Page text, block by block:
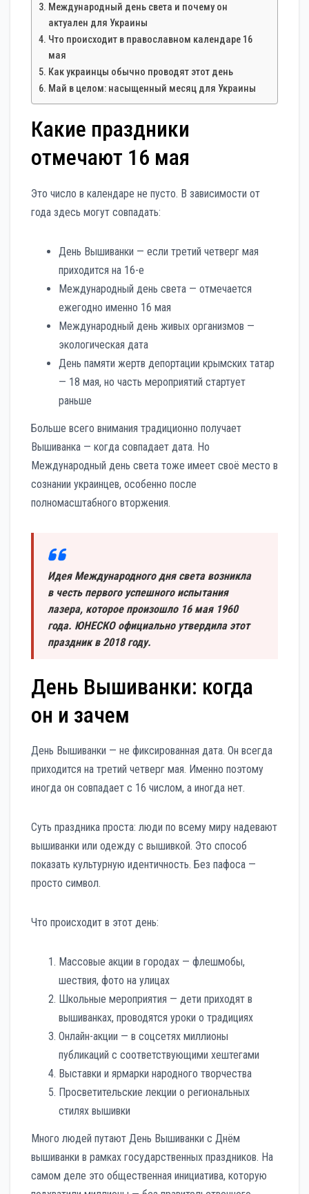
Международный день света и почему он
актуален для Украины
Что происходит в православном календаре 16
мая
Как украинцы обычно проводят этот день
Май в целом: насыщенный месяц для Украины
Какие праздники
отмечают 16 мая
Это число в календаре не пусто. В зависимости от
года здесь могут совпадать:
День Вышиванки — если третий четверг мая
приходится на 16-е
Международный день света — отмечается
ежегодно именно 16 мая
Международный день живых организмов —
экологическая дата
День памяти жертв депортации крымских татар
— 18 мая, но часть мероприятий стартует
раньше
Больше всего внимания традиционно получает
Вышиванка — когда совпадает дата. Но
Международный день света тоже имеет своё место в
сознании украинцев, особенно после
полномасштабного вторжения.
Идея Международного дня света возникла
в честь первого успешного испытания
лазера, которое произошло 16 мая 1960
года. ЮНЕСКО официально утвердила этот
праздник в 2018 году.
День Вышиванки: когда
он и зачем
День Вышиванки — не фиксированная дата. Он всегда
приходится на третий четверг мая. Именно поэтому
иногда он совпадает с 16 числом, а иногда нет.
Суть праздника проста: люди по всему миру надевают
вышиванки или одежду с вышивкой. Это способ
показать культурную идентичность. Без пафоса —
просто символ.
Что происходит в этот день:
Массовые акции в городах — флешмобы,
шествия, фото на улицах
Школьные мероприятия — дети приходят в
вышиванках, проводятся уроки о традициях
Онлайн-акции — в соцсетях миллионы
публикаций с соответствующими хештегами
Выставки и ярмарки народного творчества
Просветительские лекции о региональных
стилях вышивки
Много людей путают День Вышиванки с Днём
вышиванки в рамках государственных праздников. На
самом деле это общественная инициатива, которую